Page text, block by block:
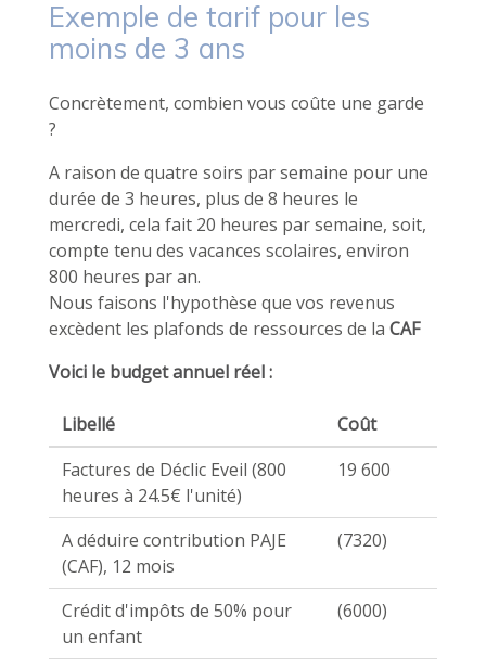
Exemple de tarif pour les
moins de 3 ans
Concrètement, combien vous coûte une garde
?
A raison de quatre soirs par semaine pour une
durée de 3 heures, plus de 8 heures le
mercredi, cela fait 20 heures par semaine, soit,
compte tenu des vacances scolaires, environ
800 heures par an.
Nous faisons l'hypothèse que vos revenus
excèdent les plafonds de ressources de la CAF
Voici le budget annuel réel :
Libellé
Coût
Factures de Déclic Eveil (800
heures à 24.5€ l'unité)
19 600
A déduire contribution PAJE
(CAF), 12 mois
(7320)
Crédit d'impôts de 50% pour
un enfant
(6000)